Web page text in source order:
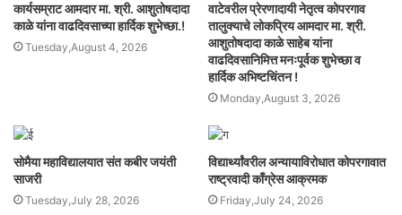
कार्यसम्राट आमदार मा. श्री. आशुतोषदादा
काळे यांना वाढदिवसाच्या हार्दिक शुभेच्छा.!
Tuesday,August 4, 2026
वाटेवरील प्रेरणादायी नेतृत्व कोपरगाव
तालुक्याचे लोकप्रिय आमदार मा. श्री.
आशुतोषदादा काळे साहेब यांना
वाढदिवसानिमित्त मनःपूर्वक शुभेच्छा व
हार्दिक अभिष्टचिंतन !
Monday,August 3, 2026
सोमैया महाविद्यालयात संत कबीर जयंती
साजरी
Tuesday,July 28, 2026
विद्यार्थ्यांवरील अन्यायाविरोधात कोपरगावात
राष्ट्रवादी काँग्रेस आक्रमक
Friday,July 24, 2026